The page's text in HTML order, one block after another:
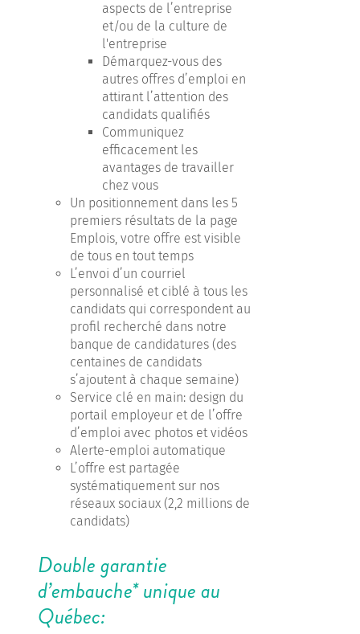
aspects de l’entreprise
et/ou de la culture de
l'entreprise
Démarquez-vous des
autres offres d’emploi en
attirant l’attention des
candidats qualifiés
Communiquez
efficacement les
avantages de travailler
chez vous
Un positionnement dans les 5
premiers résultats de la page
Emplois, votre offre est visible
de tous en tout temps
L’envoi d’un courriel
personnalisé et ciblé à tous les
candidats qui correspondent au
profil recherché dans notre
banque de candidatures (des
centaines de candidats
s’ajoutent à chaque semaine)
Service clé en main: design du
portail employeur et de l’offre
d’emploi avec photos et vidéos
Alerte-emploi automatique
L’offre est partagée
systématiquement sur nos
réseaux sociaux (2,2 millions de
candidats)
Double garantie
d’embauche* unique au
Québec: